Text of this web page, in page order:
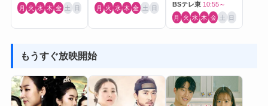
月 火 水 木 金 土 日 月 火 水 木 金 土 日 BSテレ東 10:55～
月 火 水 木 金 土 日
もうすぐ放映開始